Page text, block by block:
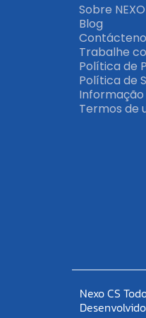
Sobre NEXO
Blog
Trabalhe
Política de
Política de
Informação
Termos de
Nexo CS